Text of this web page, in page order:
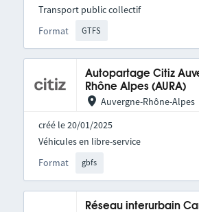
Format GTFS
Transport public collectif
Autopartage Citiz
Rhône Alpes (AURA)
Auvergne-Rhône-Alpes
créé le 20/01/2025
Format gbfs
Véhicules en libre-service
Réseau interurbain